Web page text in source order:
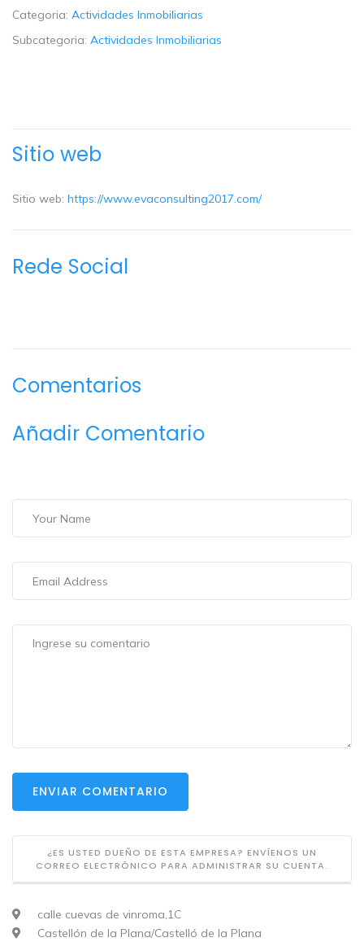
Categoria: Actividades Inmobiliarias
Subcategoria: Actividades Inmobiliarias
Sitio web
Sitio web: https://www.evaconsulting2017.com/
Rede Social
Comentarios
Añadir Comentario
ENVIAR COMENTARIO
¿ES USTED DUEÑO DE ESTA EMPRESA? ENVÍENOS UN
CORREO ELECTRÓNICO PARA ADMINISTRAR SU CUENTA.
calle cuevas de vinroma,1C
Castellón de la Plana/Castelló de la Plana